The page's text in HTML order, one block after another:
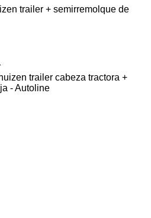
trailer + semirremolque de